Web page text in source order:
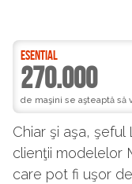
ESENTIAL
270.000
de maşini se aşteaptă să
Chiar şi aşa,
clienţii modelelor
care pot fi uşor